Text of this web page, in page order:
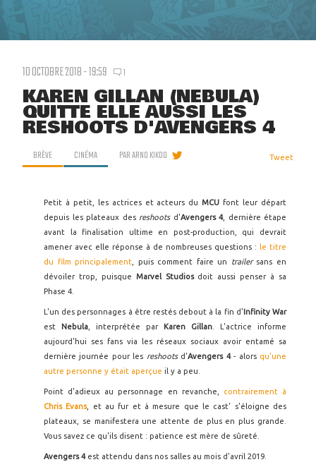
10 OCTOBRE 2018 - 19:59 1
KAREN GILLAN (NEBULA)
QUITTE ELLE AUSSI LES
RESHOOTS D'AVENGERS 4
BRÈVE CINÉMA PARARNO KIKOO Tweet
Petit à petit, les actrices et acteurs duMCUfont leur départ
depuis les plateaux des reshootsd'Avengers 4, dernière étape
avant la finalisation ultime en post-production, qui devrait
amener avec elle réponse à de nombreuses questions : le titre
du film principalement , puis comment faire un trailer sans en
dévoiler trop, puisque Marvel Studios doit aussi penser à sa
Phase 4.
L'un des personnages à être restés debout à la fin d'Infinity War
est Nebula , interprétée par Karen Gillan . L'actrice informe
aujourd'hui ses fans via les réseaux sociaux avoir entamé sa
dernière journée pour les reshootsd'Avengers 4- alors qu'une
autre personne y était aperçue il y a peu.
Point d'adieux au personnage en revanche, contrairement à
Chris Evans, et au fur et à mesure que le cast' s'éloigne des
plateaux, se manifestera une attente de plus en plus grande.
Vous savez ce qu'ils disent : patience est mère de sûreté.
Avengers 4 est attendu dans nos salles au mois d'avril 2019.